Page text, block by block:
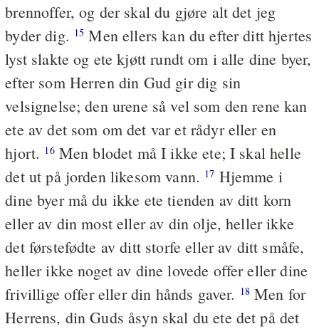
brennoffer, og der skal du gjøre alt det jeg
byder dig. 15 Men ellers kan du efter ditt hjertes
lyst slakte og ete kjøtt rundt om i alle dine byer,
efter som Herren din Gud gir dig sin
velsignelse; den urene så vel som den rene kan
ete av det som om det var et rådyr eller en
hjort. 16Men blodet må I ikke ete; I skal helle
det ut på jorden likesom vann. 17 Hjemme i
dine byer må du ikke ete tienden av ditt korn
eller av din most eller av din olje, heller ikke
det førstefødte av ditt storfe eller av ditt småfe,
heller ikke noget av dine lovede offer eller dine
frivillige offer eller din hånds gaver. 18Men for
Herrens, din Guds åsyn skal du ete det på det